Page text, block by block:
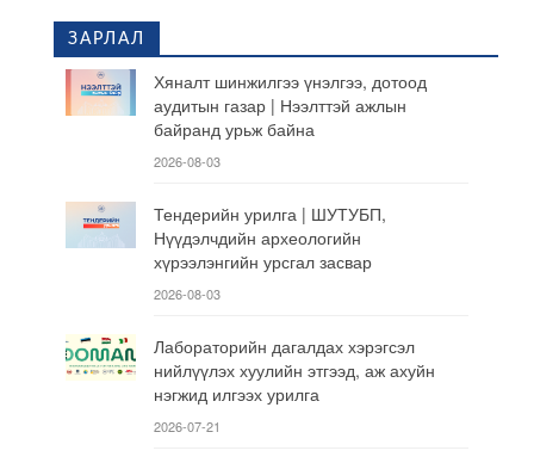
ЗАРЛАЛ
Хяналт шинжилгээ үнэлгээ, дотоод
аудитын газар | Нээлттэй ажлын
байранд урьж байна
2026-08-03
Тендерийн урилга | ШУТУБП,
Нүүдэлчдийн археологийн
хүрээлэнгийн урсгал засвар
2026-08-03
Лабораторийн дагалдах хэрэгсэл
нийлүүлэх хуулийн этгээд, аж ахуйн
нэгжид илгээх урилга
2026-07-21